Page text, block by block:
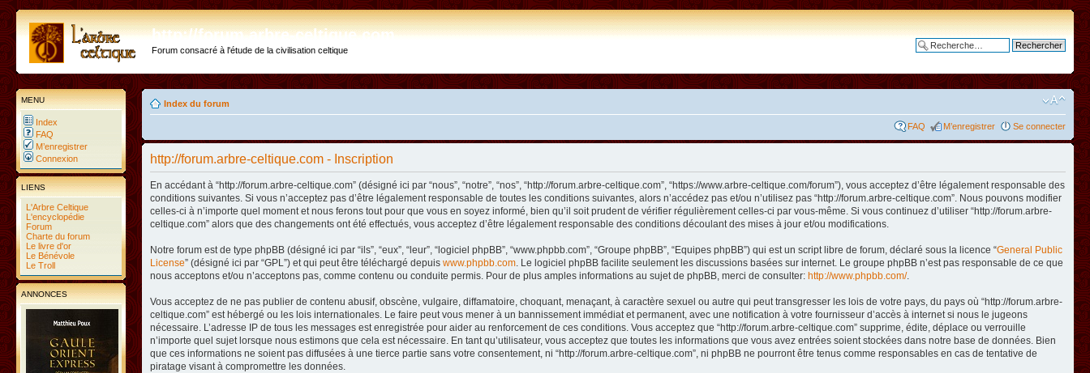
http://forum.arbre-celtique.com
Forum consacré à l'étude de la civilisation celtique
MENU
Index
FAQ
M’enregistrer
Connexion
LIENS
L'Arbre Celtique
L'encyclopédie
Forum
Charte du forum
Le livre d'or
Le Bénévole
Le Troll
ANNONCES
Index du forum
FAQ M’enregistrer Se connecter
http://forum.arbre-celtique.com - Inscription
En accédant à “http://forum.arbre-celtique.com” (désigné ici par “nous”, “notre”, “nos”, “http://forum.arbre-celtique.com”, “https://www.arbre-celtique.com/forum”), vous acceptez d’être légalement responsable des
conditions suivantes. Si vous n’acceptez pas d’être légalement responsable de toutes les conditions suivantes, alors n’accédez pas et/ou n’utilisez pas “http://forum.arbre-celtique.com”. Nous pouvons modifier
celles-ci à n’importe quel moment et nous ferons tout pour que vous en soyez informé, bien qu’il soit prudent de vérifier régulièrement celles-ci par vous-même. Si vous continuez d’utiliser “http://forum.arbre-
celtique.com” alors que des changements ont été effectués, vous acceptez d’être légalement responsable des conditions découlant des mises à jour et/ou modifications.
Notre forum est de type phpBB (désigné ici par “ils”, “eux”, “leur”, “logiciel phpBB”, “www.phpbb.com”, “Groupe phpBB”, “Equipes phpBB”) qui est un script libre de forum, déclaré sous la licence “General Public
License” (désigné ici par “GPL”) et qui peut être téléchargé depuis www.phpbb.com . Le logiciel phpBB facilite seulement les discussions basées sur internet. Le groupe phpBB n’est pas responsable de ce que
nous acceptons et/ou n’acceptons pas, comme contenu ou conduite permis. Pour de plus amples informations au sujet de phpBB, merci de consulter: http://www.phpbb.com/.
Vous acceptez de ne pas publier de contenu abusif, obscène, vulgaire, diffamatoire, choquant, menaçant, à caractère sexuel ou autre qui peut transgresser les lois de votre pays, du pays où “http://forum.arbre-
celtique.com” est hébergé ou les lois internationales. Le faire peut vous mener à un bannissement immédiat et permanent, avec une notification à votre fournisseur d’accès à internet si nous le jugeons
nécessaire. L’adresse IP de tous les messages est enregistrée pour aider au renforcement de ces conditions. Vous acceptez que “http://forum.arbre-celtique.com” supprime, édite, déplace ou verrouille
n’importe quel sujet lorsque nous estimons que cela est nécessaire. En tant qu’utilisateur, vous acceptez que toutes les informations que vous avez entrées soient stockées dans notre base de données. Bien
que ces informations ne soient pas diffusées à une tierce partie sans votre consentement, ni “http://forum.arbre-celtique.com”, ni phpBB ne pourront être tenus comme responsables en cas de tentative de
piratage visant à compromettre les données.